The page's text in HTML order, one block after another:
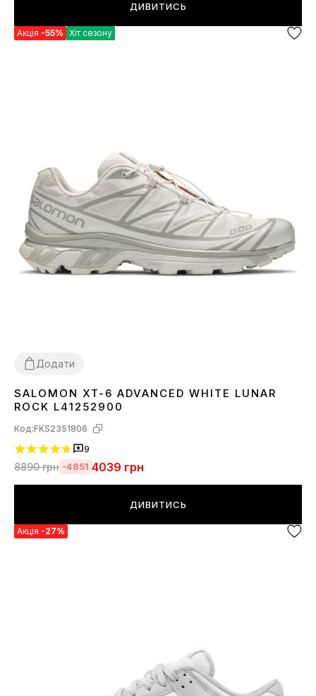
ДИВИТИСЬ
Акція -55% Хіт сезону
Додати
3637 38 4041 42 43 4445
SALOMON XT-6 ADVANCED WHITE LUNAR
ROCK L41252900
Код:FKS2351806
9
8890грн -4851 4039 грн
ДИВИТИСЬ
Акція -27%